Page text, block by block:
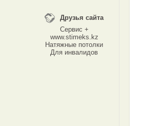
Друзья сайта
Сервис +
www.stimeks.kz
Натяжные потолки
Для инвалидов